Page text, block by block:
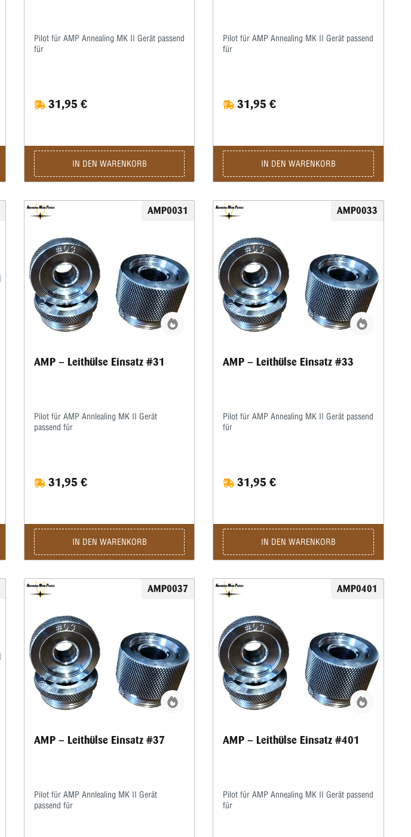
Pilot für AMP Annealing MK II Gerät passend
für
31,95 €
IN DEN WARENKORB
Pilot für AMP Annealing MK II Gerät passend
für
31,95 €
IN DEN WARENKORB
AMP0031
AMP – Leithülse Einsatz #31
Pilot für AMP Annlealing MK II Gerät
passend für
31,95 €
IN DEN WARENKORB
AMP0033
AMP – Leithülse Einsatz #33
Pilot für AMP Annealing MK II Gerät passend
für
31,95 €
IN DEN WARENKORB
AMP0037
AMP – Leithülse Einsatz #37
Pilot für AMP Annlealing MK II Gerät
passend für
AMP0401
AMP – Leithülse Einsatz #401
Pilot für AMP Annealing MK II Gerät passend
für